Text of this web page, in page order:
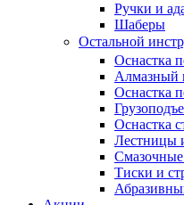
Ручки и
Шаберы
Остальной
Оснастка
Алмазный
Оснастка
Оснастка
Лестницы
Тиски и